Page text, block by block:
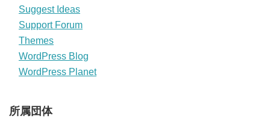
Suggest Ideas
Support Forum
Themes
WordPress Blog
WordPress Planet
所属団体